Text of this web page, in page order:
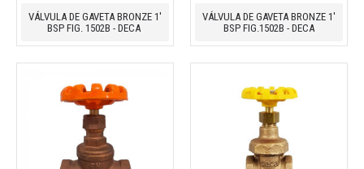
VÁLVULA DE GAVETA BRONZE 1'
BSP FIG. 1502B - DECA
VÁLVULA DE GAVETA BRONZE 1'
BSP FIG.1502B - DECA